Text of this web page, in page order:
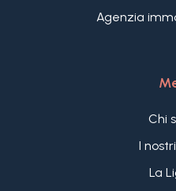
Agenzia
Chi
I
La